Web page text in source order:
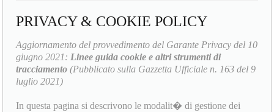
PRIVACY & COOKIE POLICY
Aggiornamento del provvedimento del Garante Privacy del 10
giugno 2021: Linee guida cookie e altri strumenti di
tracciamento (Pubblicato sulla Gazzetta Ufficiale n. 163 del 9
luglio 2021)
In questa pagina si descrivono le modalit� di gestione dei